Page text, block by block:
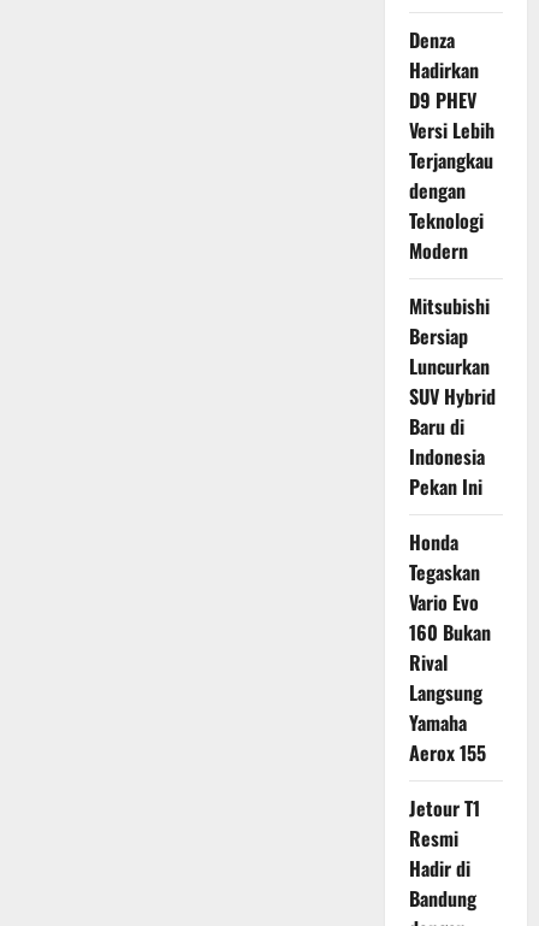
Denza
Hadirkan
D9 PHEV
Versi Lebih
Terjangkau
dengan
Teknologi
Modern
Mitsubishi
Bersiap
Luncurkan
SUV Hybrid
Baru di
Indonesia
Pekan Ini
Honda
Tegaskan
Vario Evo
160 Bukan
Rival
Langsung
Yamaha
Aerox 155
Jetour T1
Resmi
Hadir di
Bandung